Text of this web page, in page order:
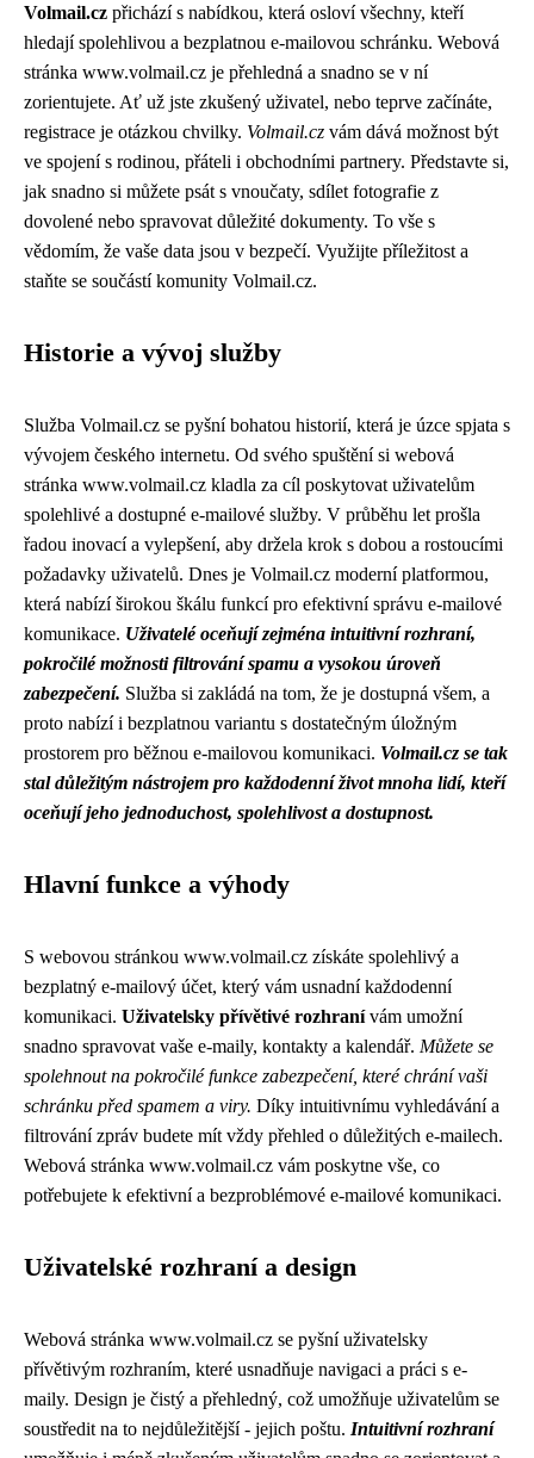
Volmail.cz přichází s nabídkou, která osloví všechny, kteří
hledají spolehlivou a bezplatnou e-mailovou schránku. Webová
stránka www.volmail.cz je přehledná a snadno se v ní
zorientujete. Ať už jste zkušený uživatel, nebo teprve začínáte,
registrace je otázkou chvilky. Volmail.cz vám dává možnost být
ve spojení s rodinou, přáteli i obchodními partnery. Představte si,
jak snadno si můžete psát s vnoučaty, sdílet fotografie z
dovolené nebo spravovat důležité dokumenty. To vše s
vědomím, že vaše data jsou v bezpečí. Využijte příležitost a
staňte se součástí komunity Volmail.cz.
Historie a vývoj služby
Služba Volmail.cz se pyšní bohatou historií, která je úzce spjata s
vývojem českého internetu. Od svého spuštění si webová
stránka www.volmail.cz kladla za cíl poskytovat uživatelům
spolehlivé a dostupné e-mailové služby. V průběhu let prošla
řadou inovací a vylepšení, aby držela krok s dobou a rostoucími
požadavky uživatelů. Dnes je Volmail.cz moderní platformou,
která nabízí širokou škálu funkcí pro efektivní správu e-mailové
komunikace. Uživatelé oceňují zejména intuitivní rozhraní,
pokročilé možnosti filtrování spamu a vysokou úroveň
zabezpečení. Služba si zakládá na tom, že je dostupná všem, a
proto nabízí i bezplatnou variantu s dostatečným úložným
prostorem pro běžnou e-mailovou komunikaci. Volmail.cz se tak
stal důležitým nástrojem pro každodenní život mnoha lidí, kteří
oceňují jeho jednoduchost, spolehlivost a dostupnost.
Hlavní funkce a výhody
S webovou stránkou www.volmail.cz získáte spolehlivý a
bezplatný e-mailový účet, který vám usnadní každodenní
komunikaci. Uživatelsky přívětivé rozhranívám umožní
snadno spravovat vaše e-maily, kontakty a kalendář. Můžete se
spolehnout na pokročilé funkce zabezpečení, které chrání vaši
schránku před spamem a viry. Díky intuitivnímu vyhledávání a
filtrování zpráv budete mít vždy přehled o důležitých e-mailech.
Webová stránka www.volmail.cz vám poskytne vše, co
potřebujete k efektivní a bezproblémové e-mailové komunikaci.
Uživatelské rozhraní a design
Webová stránka www.volmail.cz se pyšní uživatelsky
přívětivým rozhraním, které usnadňuje navigaci a práci s e-
maily. Design je čistý a přehledný, což umožňuje uživatelům se
soustředit na to nejdůležitější - jejich poštu. Intuitivní rozhraní